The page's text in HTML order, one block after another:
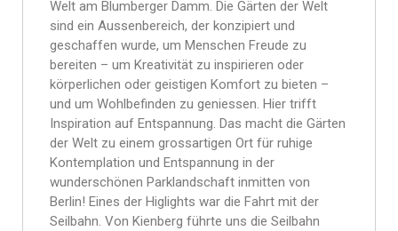
Welt am Blumberger Damm. Die Gärten der Welt
sind ein Aussenbereich, der konzipiert und
geschaffen wurde, um Menschen Freude zu
bereiten – um Kreativität zu inspirieren oder
körperlichen oder geistigen Komfort zu bieten –
und um Wohlbefinden zu geniessen. Hier trifft
Inspiration auf Entspannung. Das macht die Gärten
der Welt zu einem grossartigen Ort für ruhige
Kontemplation und Entspannung in der
wunderschönen Parklandschaft inmitten von
Berlin! Eines der Higlights war die Fahrt mit der
Seilbahn. Von Kienberg führte uns die Seilbahn